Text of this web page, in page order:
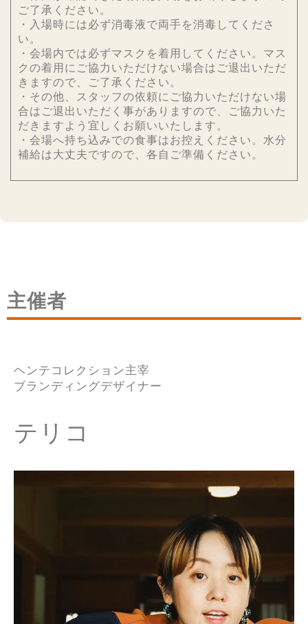
ご了承ください。
・入場時には必ず消毒液で両手を消毒してくださ
い。
・会場内では必ずマスクを着用してください。マス
クの着用にご協力いただけない場合はご退出いただ
きますので、ご了承ください。
・その他、スタッフの依頼にご協力いただけない場
合はご退出いただく事がありますので、ご協力いた
だきますよう宜しくお願いいたします。
・会場へ持ち込みでの食事はお控えください。水分
補給は大丈夫ですので、各自ご準備ください。
主催者
ヘンテコレクション主宰
ブランディングデザイナー
テリコ